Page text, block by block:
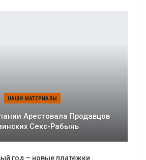
НАШИ МАТЕРИАЛЫ
Арестовала Продавцов
Секс-Рабынь
год – новые платежки